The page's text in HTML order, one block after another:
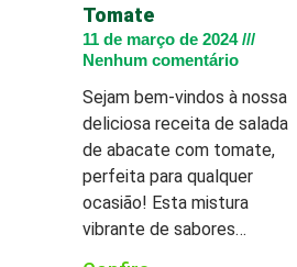
Tomate
11 de março de 2024
Nenhum comentário
Sejam bem-vindos à nossa
deliciosa receita de salada
de abacate com tomate,
perfeita para qualquer
ocasião! Esta mistura
vibrante de sabores…